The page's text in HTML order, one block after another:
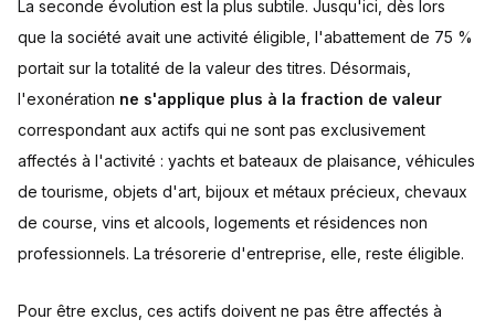
La seconde évolution est la plus subtile. Jusqu'ici, dès lors
que la société avait une activité éligible, l'abattement de 75 %
portait sur la totalité de la valeur des titres. Désormais,
l'exonération ne s'applique plus à la fraction de valeur
correspondant aux actifs qui ne sont pas exclusivement
affectés à l'activité : yachts et bateaux de plaisance, véhicules
de tourisme, objets d'art, bijoux et métaux précieux, chevaux
de course, vins et alcools, logements et résidences non
professionnels. La trésorerie d'entreprise, elle, reste éligible.
Pour être exclus, ces actifs doivent ne pas être affectés à